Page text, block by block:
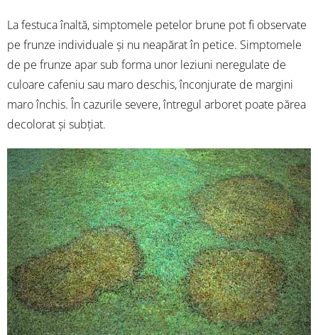
La festuca înaltă, simptomele petelor brune pot fi observate
pe frunze individuale și nu neapărat în petice. Simptomele
de pe frunze apar sub forma unor leziuni neregulate de
culoare cafeniu sau maro deschis, înconjurate de margini
maro închis. În cazurile severe, întregul arboret poate părea
decolorat și subțiat.